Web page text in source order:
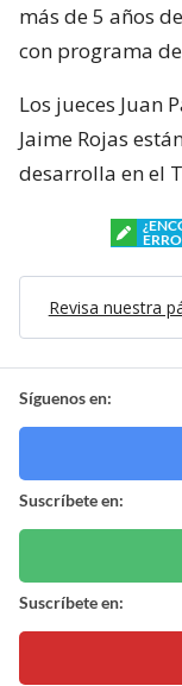
más de 5 años
con programa
Los jueces Juan
Jaime Rojas
desarrolla en el
Revisa nuestra
Síguenos en:
Suscríbete en:
Suscríbete en: